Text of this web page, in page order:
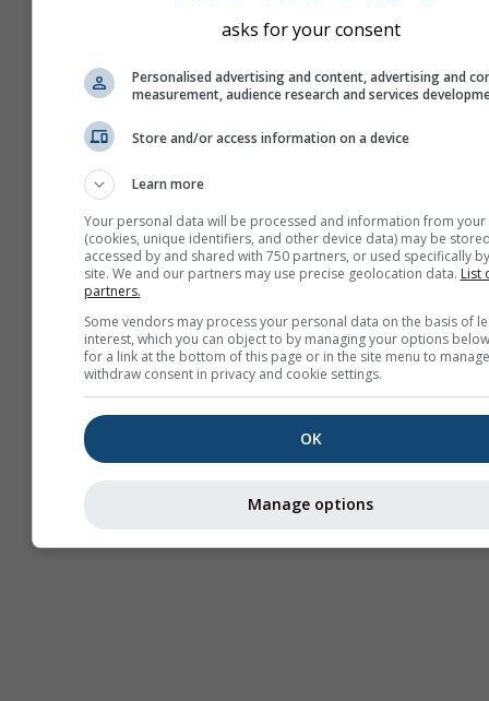
Créez une nouvelle
Plus d'information
asks for your consent
Personalised advertising and content, advertising and
measurement, audience research and services
Store and/or access information on a device
Learn more
Your personal data will be processed and information from your
(cookies, unique identifiers, and other device data) may be
accessed by and shared with 750 partners, or used specifically
site. We and our partners may use precise geolocation data. List
partners.
Some vendors may process your personal data on the basis of
interest, which you can object to by managing your options
for a link at the bottom of this page or in the site menu to
withdraw consent in privacy and cookie settings.
OK
Manage options